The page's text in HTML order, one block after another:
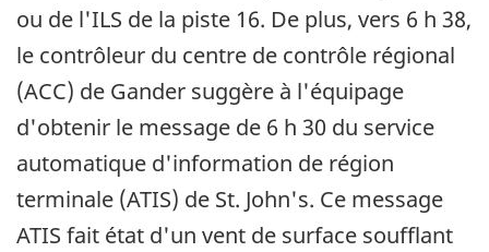
ou de l'ILS de la piste 16. De plus, vers 6 h 38,
le contrôleur du centre de contrôle régional
(ACC) de Gander suggère à l'équipage
d'obtenir le message de 6 h 30 du service
automatique d'information de région
terminale (ATIS) de St. John's. Ce message
ATIS fait état d'un vent de surface soufflant